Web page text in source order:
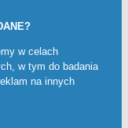
w celach
w tym do badania
na innych